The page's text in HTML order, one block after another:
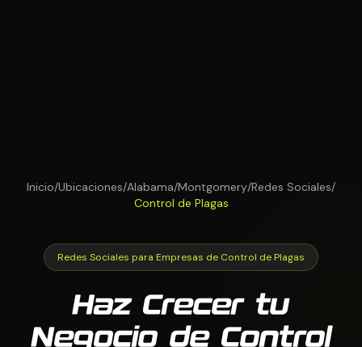
Inicio/Ubicaciones/Alabama/Montgomery/Redes Sociales/
Control de Plagas
Redes Sociales para Empresas de Control de Plagas
Haz Crecer tu
Negocio de Control